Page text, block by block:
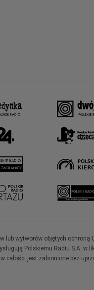
wytworów objętych ochroną
Polskiemu Radiu S.A. w
jest zabronione bez